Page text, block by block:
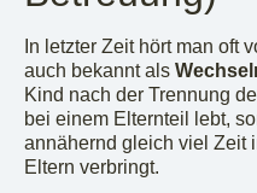
In letzter Zeit hört man oft
auch bekannt als
Kind nach der Trennung
bei einem Elternteil lebt,
annähernd gleich viel Zeit
Eltern verbringt.